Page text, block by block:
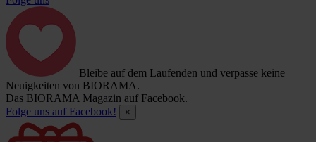
Bleibe auf dem Laufenden und verpasse keine
Neuigkeiten von BIORAMA.
Das BIORAMA Magazin auf Facebook.
Folge uns auf Facebook!
×